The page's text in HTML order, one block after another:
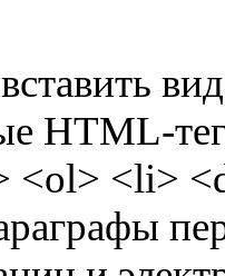
HTML-
<ol> <li>